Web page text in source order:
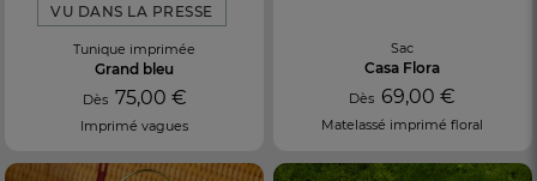
VU DANS LA PRESSE
Tunique imprimée
Grand bleu
Dès 75,00 €
Imprimé vagues
Sac
Casa Flora
Dès 69,00 €
Matelassé imprimé floral